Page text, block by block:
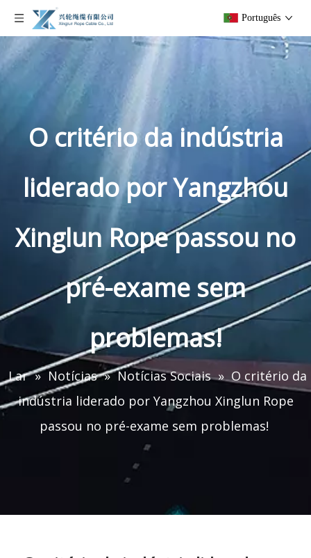
Português
O critério da indústria
liderado por Yangzhou
Xinglun Rope passou no
pré-exame sem
problemas!
Lar » Notícias » Notícias Sociais » O critério da
indústria liderado por Yangzhou Xinglun Rope
passou no pré-exame sem problemas!